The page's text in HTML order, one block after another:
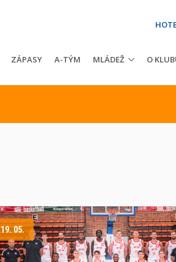
ZÁPASY A-TÝM MLÁDEŽ O
19. 05.